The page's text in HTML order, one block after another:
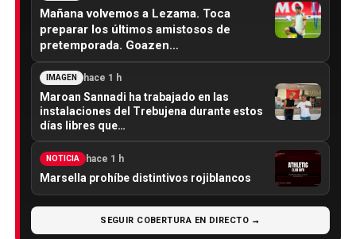
Mañana volvemos a Lezama. Toca
preparar los últimos amistosos de
pretemporada. Goazen…
IMAGEN hace 1 h
Maroan Sannadi ha trabajado en las
instalaciones del Trebujena durante estos
días libres que…
NOTICIA hace 1 h
Marsella prohíbe distintivos rojiblancos
SEGUIR COBERTURA EN DIRECTO →